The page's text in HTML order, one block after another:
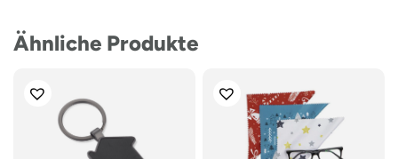
Ähnliche Produkte